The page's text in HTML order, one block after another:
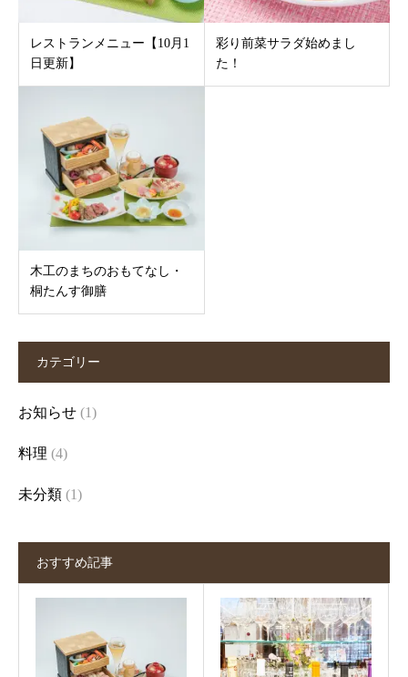
レストランメニュー【10月1
日更新】
彩り前菜サラダ始めまし
た！
木工のまちのおもてなし・
桐たんす御膳
カテゴリー
お知らせ (1)
料理 (4)
未分類 (1)
おすすめ記事